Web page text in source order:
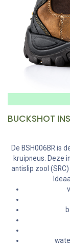
De BSH006BR is
kruipneus. Deze
antislip zool